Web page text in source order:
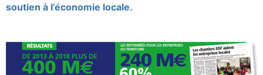
soutien à l’économie locale.